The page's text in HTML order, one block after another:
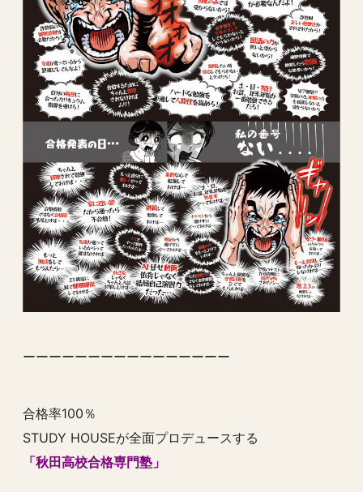
ーーーーーーーーーーーーーーーー
合格率100％
STUDY HOUSEが全面プロデュースする
「秋田高校合格専門塾」